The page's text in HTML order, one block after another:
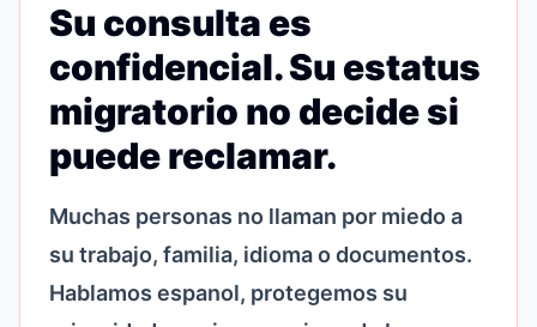
Su consulta es
confidencial. Su estatus
migratorio no decide si
puede reclamar.
Muchas personas no llaman por miedo a
su trabajo, familia, idioma o documentos.
Hablamos espanol, protegemos su